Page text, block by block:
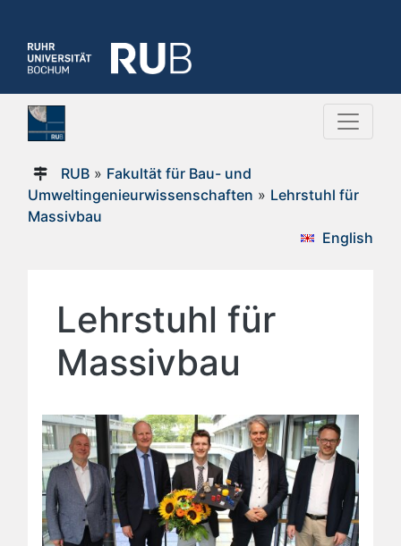
RUB» Fakultät für Bau- und
Umweltingenieurwissenschaften » Lehrstuhl für
Massivbau
English
Lehrstuhl für
Massivbau